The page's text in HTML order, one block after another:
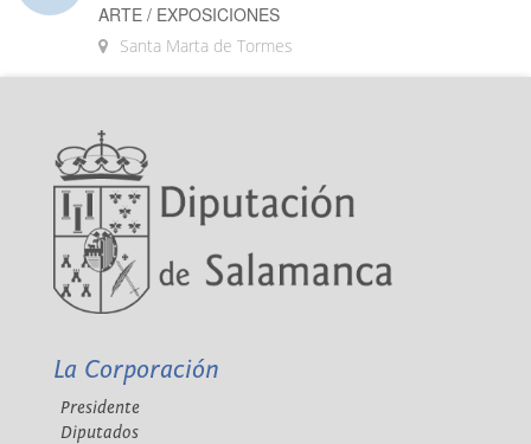
ARTE / EXPOSICIONES
Santa Marta de Tormes
La Corporación
Presidente
Diputados